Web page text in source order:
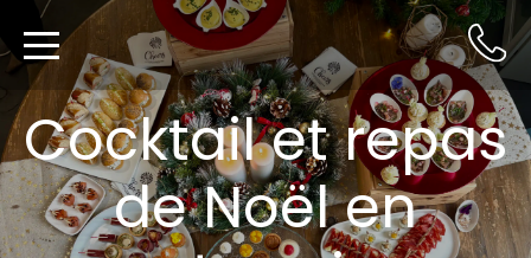
Cocktail et repas
de Noël en